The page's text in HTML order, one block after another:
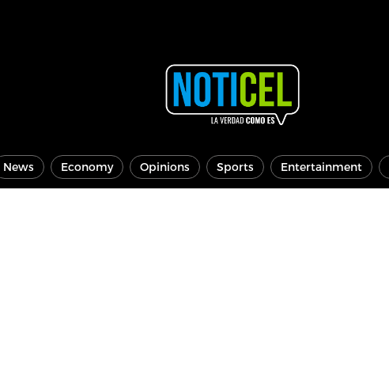
News Economy Opinions Sports Entertainment